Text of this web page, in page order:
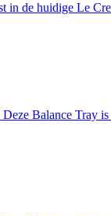
in de huidige Le
Balance Tray